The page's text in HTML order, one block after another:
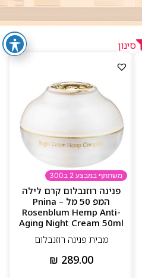
סינון
משתתף במבצע 2 ב300
פנינה רוזנבלום קרם לילה
המפ 50 מל – Pnina
Rosenblum Hemp Anti-
Aging Night Cream 50ml
מבית פנינה רוזנבלום
₪ 289.00